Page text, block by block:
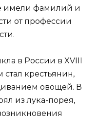
имели фамилий и
от профессии
в России в XVIII
крестьянин,
овощей. В
из лука-порея,